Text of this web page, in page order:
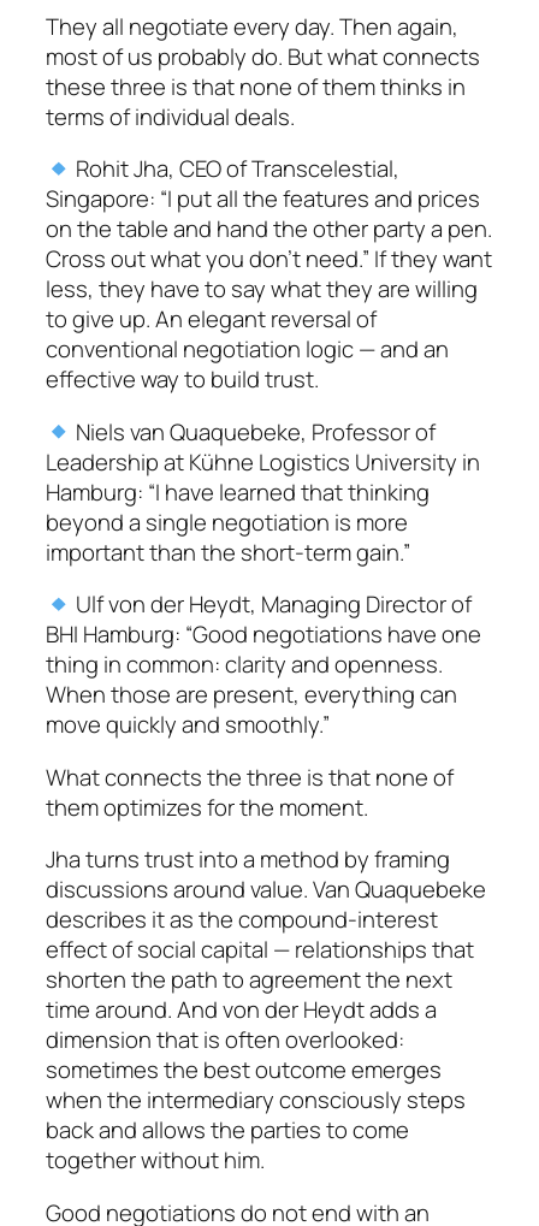
They all negotiate every day. Then again,
most of us probably do. But what connects
these three is that none of them thinks in
terms of individual deals.
Rohit Jha, CEO of Transcelestial,
Singapore: “I put all the features and prices
on the table and hand the other party a pen.
Cross out what you don’t need.” If they want
less, they have to say what they are willing
to give up. An elegant reversal of
conventional negotiation logic — and an
effective way to build trust.
Niels van Quaquebeke, Professor of
Leadership at Kühne Logistics University in
Hamburg: “I have learned that thinking
beyond a single negotiation is more
important than the short-term gain.”
Ulf von der Heydt, Managing Director of
BHI Hamburg: “Good negotiations have one
thing in common: clarity and openness.
When those are present, everything can
move quickly and smoothly.”
What connects the three is that none of
them optimizes for the moment.
Jha turns trust into a method by framing
discussions around value. Van Quaquebeke
describes it as the compound-interest
effect of social capital — relationships that
shorten the path to agreement the next
time around. And von der Heydt adds a
dimension that is often overlooked:
sometimes the best outcome emerges
when the intermediary consciously steps
back and allows the parties to come
together without him.
Good negotiations do not end with an